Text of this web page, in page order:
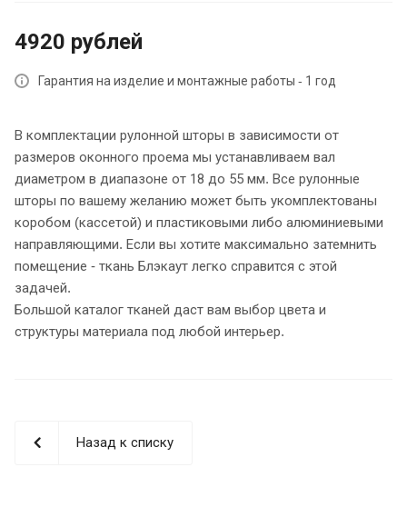
4920 рублей
Гарантия на изделие и монтажные работы - 1 год
В комплектации рулонной шторы в зависимости от
размеров оконного проема мы устанавливаем вал
диаметром в диапазоне от 18 до 55 мм. Все рулонные
шторы по вашему желанию может быть укомплектованы
коробом (кассетой) и пластиковыми либо алюминиевыми
направляющими. Если вы хотите максимально затемнить
помещение - ткань Блэкаут легко справится с этой
задачей.
Большой каталог тканей даст вам выбор цвета и
структуры материала под любой интерьер.
Назад к списку